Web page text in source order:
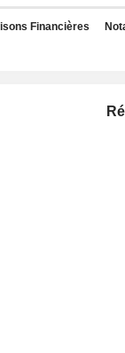
Financières